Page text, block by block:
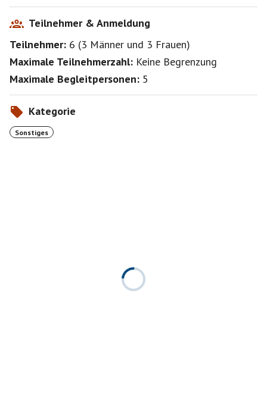
Teilnehmer & Anmeldung
Teilnehmer: 6 (3 Männer und 3 Frauen)
Maximale Teilnehmerzahl: Keine Begrenzung
Maximale Begleitpersonen: 5
Kategorie
Sonstiges